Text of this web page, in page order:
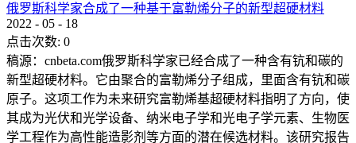
俄罗斯科学家合成了一种基于富勒烯分子的新型超硬材料
2022 - 05 - 18
点击次数: 0
稿源：cnbeta.com俄罗斯科学家已经合成了一种含有钪和碳的
新型超硬材料。它由聚合的富勒烯分子组成，里面含有钪和碳
原子。这项工作为未来研究富勒烯基超硬材料指明了方向，使
其成为光伏和光学设备、纳米电子学和光电子学元素、生物医
学工程作为高性能造影剂等方面的潜在候选材料。该研究报告